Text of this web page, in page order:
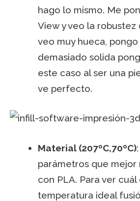
hago lo mismo. Me
View y veo la robustez
veo muy hueca, pongo
demasiado solida
este caso al ser una
ve perfecto.
Material (207ºC,70ºC)
parámetros que mejor
con PLA. Para ver cuál
temperatura ideal